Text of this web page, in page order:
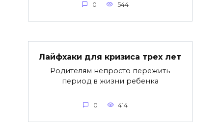
0 544
Лайфхаки для кризиса трех лет
Родителям непросто пережить
период в жизни ребенка
0 414